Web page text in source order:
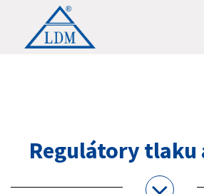
Regulátory